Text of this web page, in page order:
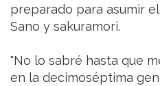
preparado para asumir
Sano y sakuramori.
"No lo sabré hasta que
en la decimoséptima